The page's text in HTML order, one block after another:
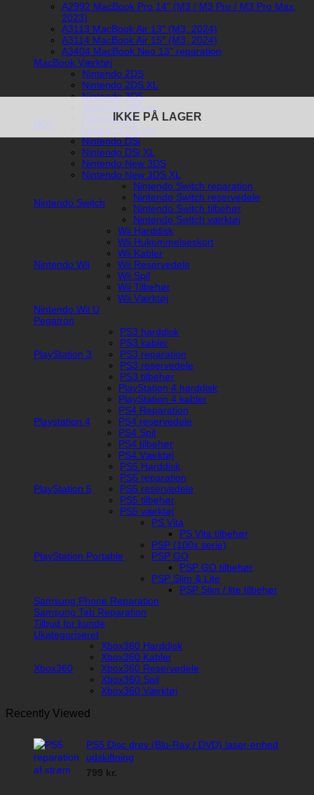
A2992 MacBook Pro 14" (M3 / M3 Pro / M3 Pro Max,
2023)
A3113 MacBook Air 13" (M3, 2024)
A3114 MacBook Air 15″ (M3, 2024)
A3404 MacBook Neo 13" reparation
MacBook Værktøj
NDS
Nintendo 2DS
Nintendo 2DS XL
Nintendo 3DS
Nintendo 3DS XL
Nintendo DS
Nintendo DS Lite
Nintendo DSi
Nintendo DSi XL
Nintendo New 3DS
Nintendo New 3DS XL
Nintendo Switch
Nintendo Switch reparation
Nintendo Switch reservedele
Nintendo Switch tilbehør
Nintendo Switch værktøj
Nintendo Wii
Wii Harddisk
Wii Hukommelseskort
Wii Kabler
Wii Reservedele
Wii Spil
Wii Tilbehør
Wii Værktøj
Nintendo Wii U
Pegatron
PlayStation 3
PS3 harddisk
PS3 kabler
PS3 reparation
PS3 reservedele
PS3 tilbehør
Playstation 4
PlayStation 4 harddisk
PlayStation 4 kabler
PS4 Reparation
PS4 reservedele
PS4 Spil
PS4 tilbehør
PS4 Værktøj
PlayStation 5
PS5 Harddisk
PS5 reparation
PS5 reservedele
PS5 tilbehør
PS5 værktøj
PlayStation Portable
PS Vita
PS Vita tilbehør
PSP (100x serie)
PSP GO
PSP GO tilbehør
PSP Slim & Lite
PSP Slim / lite tilbehør
Samsung Phone Reparation
Samsung Tab Reparation
Tilbud for kunde
Ukategoriseret
Xbox360
Xbox360 Harddisk
Xbox360 Kabler
Xbox360 Reservedele
Xbox360 Spil
Xbox360 Værktøj
Recently Viewed
PS5 Disc drev (Blu-Ray / DVD) laser-enhed
udskiftning
799 kr.
IKKE PÅ LAGER